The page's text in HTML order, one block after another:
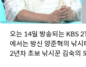
오는 14일 방송되는 KBS
에서는 방신 양준혁의 낚
2년차 초보 낚시꾼 김숙의